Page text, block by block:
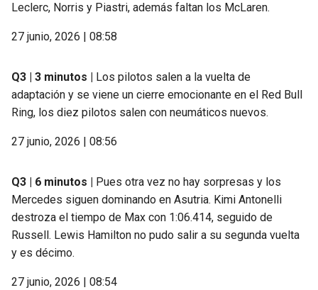
Leclerc, Norris y Piastri, además faltan los McLaren.
27 junio, 2026 | 08:58
Q3 | 3 minutos |
Los pilotos salen a la vuelta de
adaptación y se viene un cierre emocionante en el Red Bull
Ring, los diez pilotos salen con neumáticos nuevos.
27 junio, 2026 | 08:56
Q3 | 6 minutos |
Pues otra vez no hay sorpresas y los
Mercedes siguen dominando en Asutria. Kimi Antonelli
destroza el tiempo de Max con 1:06.414, seguido de
Russell. Lewis Hamilton no pudo salir a su segunda vuelta
y es décimo.
27 junio, 2026 | 08:54